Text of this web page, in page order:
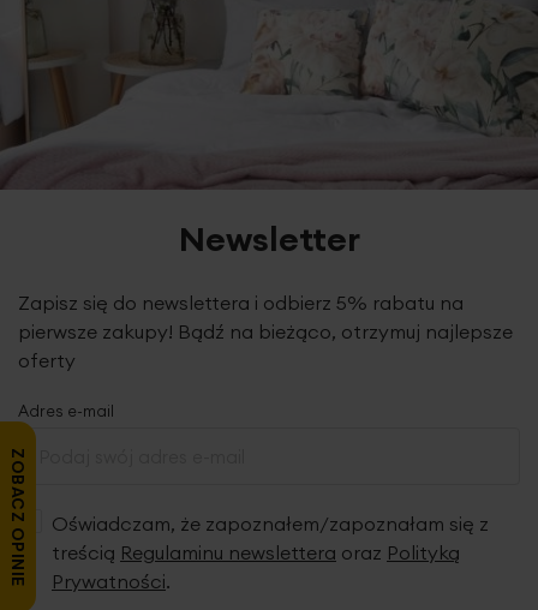
Newsletter
Zapisz się do newslettera i odbierz 5% rabatu na
pierwsze zakupy! Bądź na bieżąco, otrzymuj najlepsze
oferty
Adres e-mail
Oświadczam, że zapoznałem/zapoznałam się z
treścią Regulaminu newslettera oraz Polityką
Prywatności.
ZOBACZ OPINIE